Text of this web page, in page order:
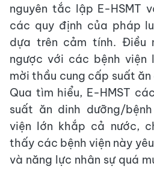
nguyên tắc lập E-HSMT
các quy định của pháp
dựa trên cảm tính. Điều
ngược với các bệnh viện
mời thầu cung cấp suất
Qua tìm hiểu, E-HMST
suất ăn dinh dưỡng/
viện lớn khắp cả nước,
thấy các bệnh viện này
và năng lực nhân sự quá